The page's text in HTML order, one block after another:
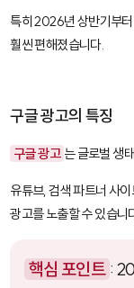
특히 2026년 상반기부
훨씬 편해졌습니다.
구글 광고의 특징
구글 광고 는 글로벌 생
유튜브, 검색 파트너 사
광고를 노출할 수 있습니
핵심 포인트 :